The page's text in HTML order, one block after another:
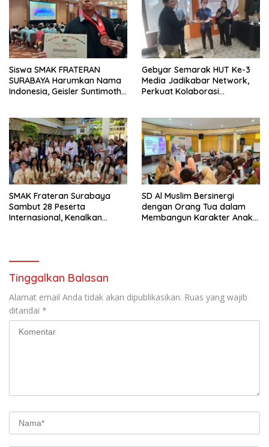
Siswa SMAK FRATERAN
SURABAYA Harumkan Nama
Indonesia, Geisler Suntimothy
Gebyar Semarak HUT Ke-3
Media Jadikabar Network,
Perkuat Kolaborasi
Pariwisata Kota Malang
SMAK Frateran Surabaya
Sambut 28 Peserta
Internasional, Kenalkan
SD Al Muslim Bersinergi
dengan Orang Tua dalam
Membangun Karakter Anak
Tinggalkan Balasan
Alamat email Anda tidak akan dipublikasikan. Ruas yang wajib
ditandai *